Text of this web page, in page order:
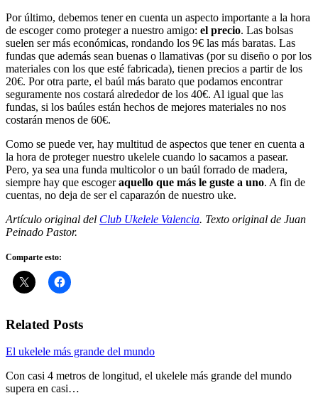
Por último, debemos tener en cuenta un aspecto importante a la hora
de escoger como proteger a nuestro amigo: el precio. Las bolsas
suelen ser más económicas, rondando los 9€ las más baratas. Las
fundas que además sean buenas o llamativas (por su diseño o por los
materiales con los que esté fabricada), tienen precios a partir de los
20€. Por otra parte, el baúl más barato que podamos encontrar
seguramente nos costará alrededor de los 40€. Al igual que las
fundas, si los baúles están hechos de mejores materiales no nos
costarán menos de 60€.
Como se puede ver, hay multitud de aspectos que tener en cuenta a
la hora de proteger nuestro ukelele cuando lo sacamos a pasear.
Pero, ya sea una funda multicolor o un baúl forrado de madera,
siempre hay que escogeraquello que más le guste a uno. A fin de
cuentas, no deja de ser el caparazón de nuestro uke.
Artículo original del Club Ukelele Valencia. Texto original de Juan
Peinado Pastor.
Comparte esto:
Related Posts
El ukelele más grande del mundo
Con casi 4 metros de longitud, el ukelele más grande del mundo
supera en casi…